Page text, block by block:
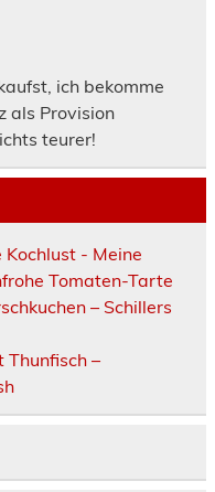
ich bekomme
als Provision
teurer!
- Meine
Tomaten-Tarte
– Schillers
Thunfisch –